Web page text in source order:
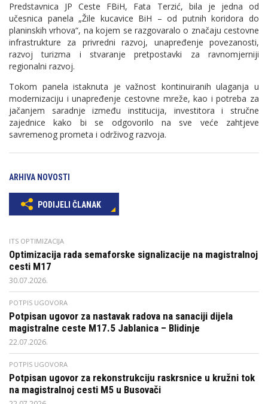
Predstavnica JP Ceste FBiH, Fata Terzić, bila je jedna od
učesnica panela „Žile kucavice BiH – od putnih koridora do
planinskih vrhova“, na kojem se razgovaralo o značaju cestovne
infrastrukture za privredni razvoj, unapređenje povezanosti,
razvoj turizma i stvaranje pretpostavki za ravnomjerniji
regionalni razvoj.
Tokom panela istaknuta je važnost kontinuiranih ulaganja u
modernizaciju i unapređenje cestovne mreže, kao i potreba za
jačanjem saradnje između institucija, investitora i stručne
zajednice kako bi se odgovorilo na sve veće zahtjeve
savremenog prometa i održivog razvoja.
ARHIVA NOVOSTI
PODIJELI ČLANAK
ITS OPTIMIZACIJA
Optimizacija rada semaforske signalizacije na magistralnoj
cesti M17
30.07.2026.
POTPIS UGOVORA
Potpisan ugovor za nastavak radova na sanaciji dijela
magistralne ceste M17.5 Jablanica – Blidinje
22.07.2026.
POTPIS UGOVORA
Potpisan ugovor za rekonstrukciju raskrsnice u kružni tok
na magistralnoj cesti M5 u Busovači